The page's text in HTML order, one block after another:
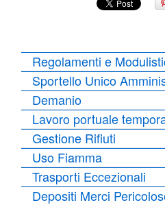
Regolamenti e
Sportello Unico
Demanio
Lavoro portuale
Gestione Rifiuti
Uso Fiamma
Trasporti Eccezionali
Depositi Merci